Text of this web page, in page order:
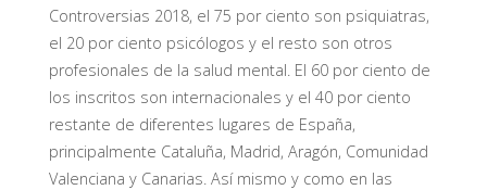
Controversias 2018, el 75 por ciento son psiquiatras,
el 20 por ciento psicólogos y el resto son otros
profesionales de la salud mental. El 60 por ciento de
los inscritos son internacionales y el 40 por ciento
restante de diferentes lugares de España,
principalmente Cataluña, Madrid, Aragón, Comunidad
Valenciana y Canarias. Así mismo y como en las